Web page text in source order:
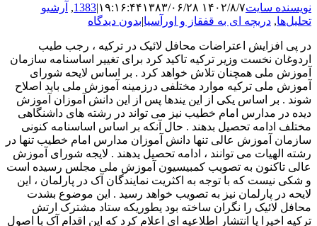
نویسنده سایت۱۴۰۲/۸/۷ ۱۹:۱۶:۴۴ ۱۳۸۳/۰۶/۲۸ |
1383
, آرشیو
تحلیل‌ها, دریچه ای به قفقاز و اورآسیا|بدون دیدگاه
در پی افزایش اعتراضات محافل لائیک در ترکیه ، رجب طیب
اردوغان نخست وزیر ترکیه تاکید کرد برای تغییر اساسنامه سازمان
آموزش ملی همچنان تلاش خواهد کرد . بر اساس لایحه شورای
آموزش ملی ترکیه موارد مختلفی درزمینه آموزش ملی باید اصلاح
شوند . بر اساس یکی از این یندها پس از این دانش آموزان آموزش
دیده در مدارس امام خطیب نیز می تواند در رشته های داشنگاهی
مختلف ادامه تحصیل بدهند . حال آنکه بر اساس اساسنامه کنونی
سازمان آموزش عالی تنها دانش آموزان مدارس امام خطیب تنها در
رشته الهیات می توانند ، ادامه تحصیل یدهند . لایجه شورای آموزش
عالی تاکنون به تصویب کمبیسیون آموزش ملی مجلس رسیده است
و شکی نیست که با توجه به اکثریت نمایندگان آک در پارلمان ، این
لایحه در پارلمان نیز به تصویب خواهد رسید . این موضوع بشدت
محافل لائیک را نگران ساخته بود یطوریکه ستاد مشترک ارتش
ترکیه اخیرا یا انتشار اطلاعیه ای اعلام کرد که این اقدام آک با اصول